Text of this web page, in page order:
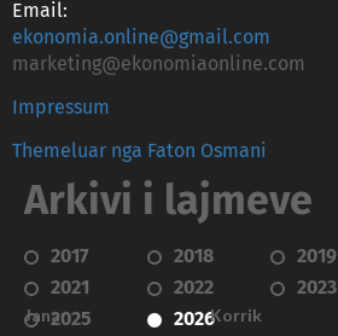
Email:
ekonomia.online@gmail.com
marketing@ekonomiaonline.com
Impressum
Themeluar nga Faton Osmani
Arkivi i lajmeve
2017 2018 2019
2021
2022 2023
2025
2026
Janar
Korrik